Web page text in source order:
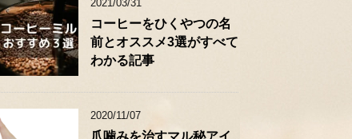
2021/03/31
コーヒーをひくやつの名
前とオススメ3選がすべて
わかる記事
2020/11/07
爪噛みを治すマル秘アイ